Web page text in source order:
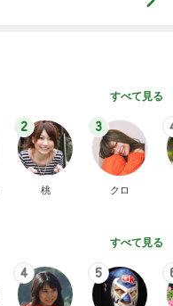
すべて見る
2
桃
3
クロ
すべて見る
4 5